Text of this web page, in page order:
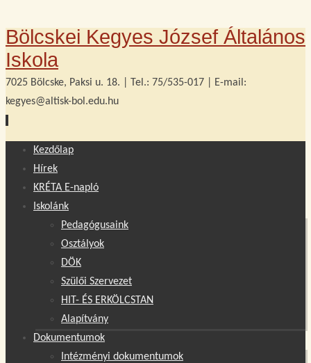
Bölcskei Kegyes József Általános
Iskola
7025 Bölcske, Paksi u. 18. | Tel.: 75/535-017 | E-mail:
kegyes@altisk-bol.edu.hu
Tovább
tartalomra
Kezdőlap
Hírek
KRÉTA E-napló
Iskolánk
Pedagógusaink
Osztályok
DÖK
Szülői Szervezet
HIT- ÉS ERKÖLCSTAN
Alapítvány
Dokumentumok
Intézményi dokumentumok